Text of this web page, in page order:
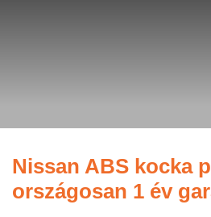
Nissan ABS kocka
országosan 1 év